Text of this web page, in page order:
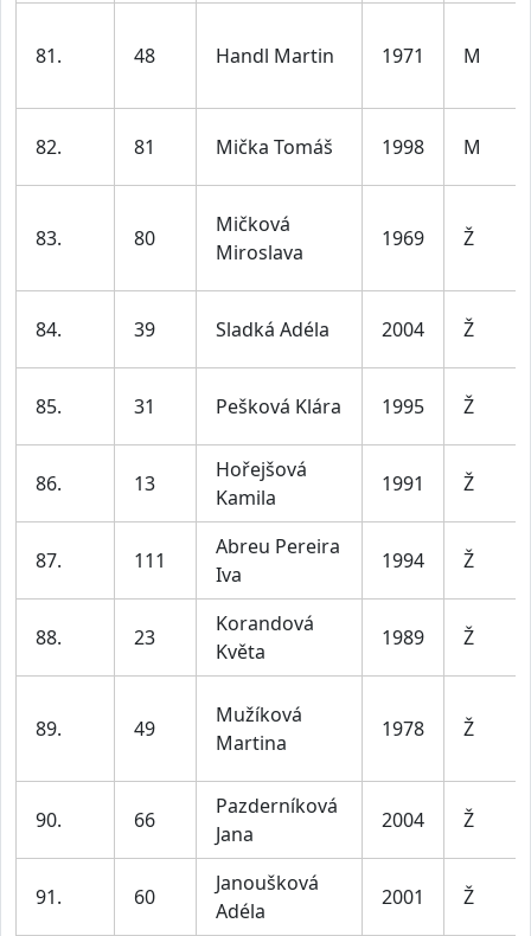
81. 48 Handl Martin 1971 M
82. 81 Mička Tomáš 1998 M
83. 80
Mičková
Miroslava
1969 Ž
84. 39 Sladká Adéla 2004 Ž
85. 31 Pešková Klára 1995 Ž
86. 13
Hořejšová
Kamila
1991 Ž
87. 111
Abreu Pereira
Iva
1994 Ž
88. 23
Korandová
Květa
1989 Ž
89. 49
Mužíková
Martina
1978 Ž
90. 66
Pazderníková
Jana
2004 Ž
91. 60
Janoušková
Adéla
2001 Ž